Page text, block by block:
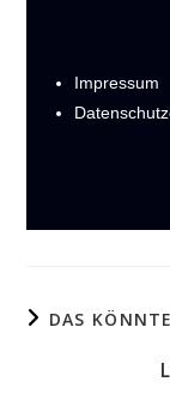
Impressum
DAS